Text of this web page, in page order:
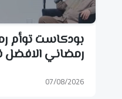
بودكاست توأم
رمضاني الافضل فى 2026 بلا
07/08/2026